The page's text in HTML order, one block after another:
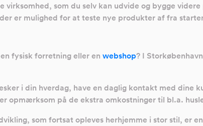
som du selv kan udvide og bygge
er mulighed for at teste nye produkter af fra
fysisk forretning eller en webshop? I
i din hverdag, have en daglig kontakt med dine
opmærksom på de ekstra omkostninger til bl.a.
som fortsat opleves herhjemme i stor stil, er